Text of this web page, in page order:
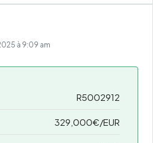
à 9:09 am
R5002912
329,000€/EUR